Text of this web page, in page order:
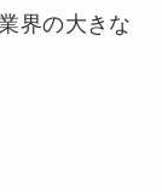
界の大きな